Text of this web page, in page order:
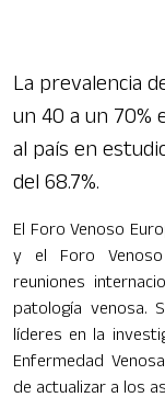
La prevalencia
un 40 a un 70%
al país en
del 68.7%.
El Foro Venoso
y el Foro Venoso
reuniones
patología venosa.
líderes en la
Enfermedad
de actualizar a los